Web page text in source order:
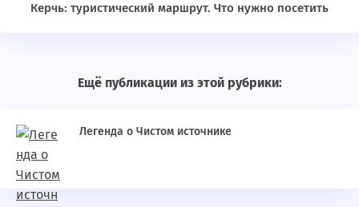
Керчь: туристический маршрут. Что нужно посетить
Ещё публикации из этой рубрики:
Легенда о Чистом источнике